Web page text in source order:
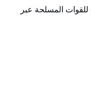
للقوات المسلحة عبر